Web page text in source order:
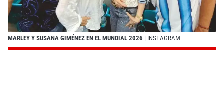
MARLEY Y SUSANA GIMÉNEZ EN EL MUNDIAL 2026 | INSTAGRAM